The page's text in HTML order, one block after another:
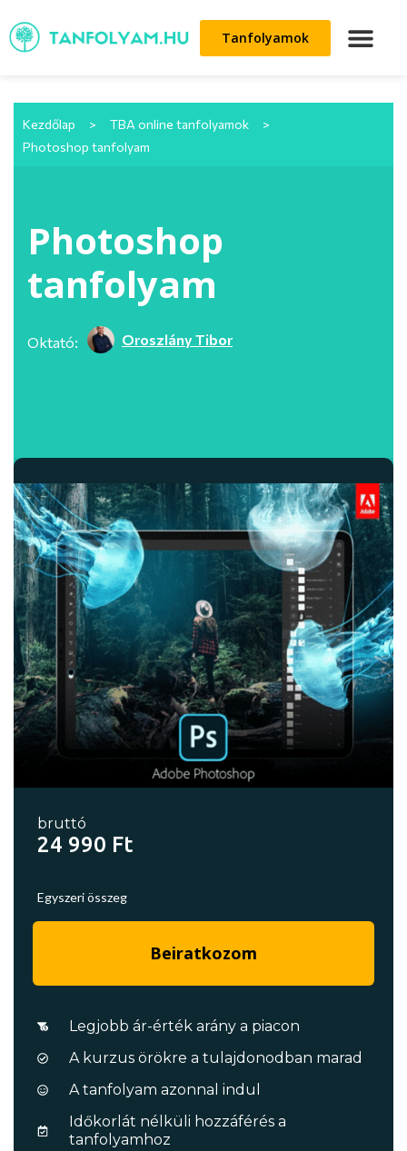
Tanfolyamok
Kezdőlap > TBA online tanfolyamok
>
Photoshop tanfolyam
Photoshop
tanfolyam
Oktató: Oroszlány Tibor
bruttó
24 990 Ft
Egyszeri összeg
Beiratkozom
Legjobb ár-érték arány a piacon
A kurzus örökre a tulajdonodban marad
A tanfolyam azonnal indul
Időkorlát nélküli hozzáférés a
tanfolyamhoz